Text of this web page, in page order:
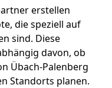
erstellen
die speziell auf
sind. Diese
davon, ob
Übach-Palenberg
Standorts planen.